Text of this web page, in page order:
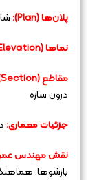
پلان‌ها (Plan):
نماها (Elevation):
مقاطع (Section):
درون سازه
جزئیات معماری:
نقش مهندس
بازشوها،